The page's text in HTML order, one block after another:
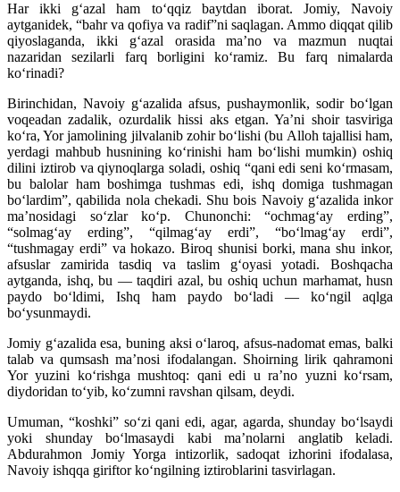
Har ikki g‘azal ham to‘qqiz baytdan iborat. Jomiy, Navoiy
aytganidek, “bahr va qofiya va radif”ni saqlagan. Ammo diqqat qilib
qiyoslaganda, ikki g‘azal orasida ma’no va mazmun nuqtai
nazaridan sezilarli farq borligini ko‘ramiz. Bu farq nimalarda
ko‘rinadi?
Birinchidan, Navoiy g‘azalida afsus, pushaymonlik, sodir bo‘lgan
voqeadan zadalik, ozurdalik hissi aks etgan. Ya’ni shoir tasviriga
ko‘ra, Yor jamolining jilvalanib zohir bo‘lishi (bu Alloh tajallisi ham,
yerdagi mahbub husnining ko‘rinishi ham bo‘lishi mumkin) oshiq
dilini iztirob va qiynoqlarga soladi, oshiq “qani edi seni ko‘rmasam,
bu balolar ham boshimga tushmas edi, ishq domiga tushmagan
bo‘lardim”, qabilida nola chekadi. Shu bois Navoiy g‘azalida inkor
ma’nosidagi so‘zlar ko‘p. Chunonchi: “ochmag‘ay erding”,
“solmag‘ay erding”, “qilmag‘ay erdi”, “bo‘lmag‘ay erdi”,
“tushmagay erdi” va hokazo. Biroq shunisi borki, mana shu inkor,
afsuslar zamirida tasdiq va taslim g‘oyasi yotadi. Boshqacha
aytganda, ishq, bu — taqdiri azal, bu oshiq uchun marhamat, husn
paydo bo‘ldimi, Ishq ham paydo bo‘ladi — ko‘ngil aqlga
bo‘ysunmaydi.
Jomiy g‘azalida esa, buning aksi o‘laroq, afsus-nadomat emas, balki
talab va qumsash ma’nosi ifodalangan. Shoirning lirik qahramoni
Yor yuzini ko‘rishga mushtoq: qani edi u ra’no yuzni ko‘rsam,
diydoridan to‘yib, ko‘zumni ravshan qilsam, deydi.
Umuman, “koshki” so‘zi qani edi, agar, agarda, shunday bo‘lsaydi
yoki shunday bo‘lmasaydi kabi ma’nolarni anglatib keladi.
Abdurahmon Jomiy Yorga intizorlik, sadoqat izhorini ifodalasa,
Navoiy ishqqa giriftor ko‘ngilning iztiroblarini tasvirlagan.